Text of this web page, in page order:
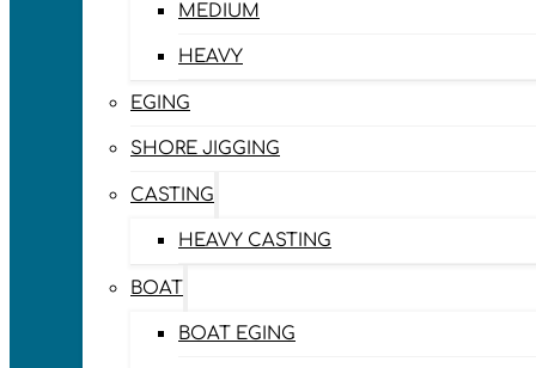
MEDIUM
HEAVY
EGING
SHORE JIGGING
CASTING
HEAVY CASTING
BOAT
BOAT EGING